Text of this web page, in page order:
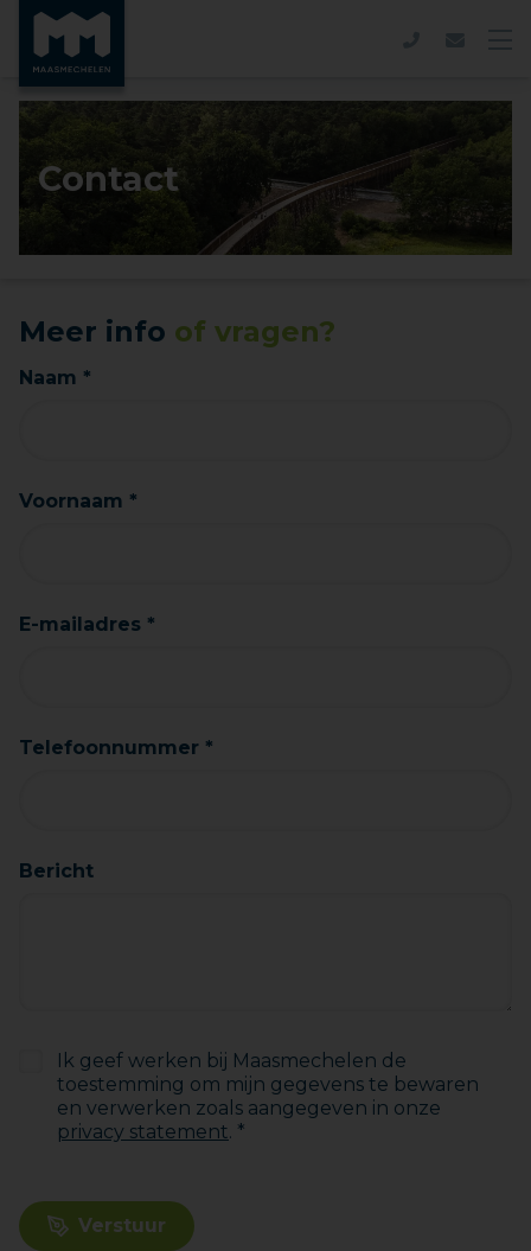
Contact
Meer info of vragen?
Naam *
Voornaam *
E-mailadres *
Telefoonnummer *
Bericht
Ik geef werken bij Maasmechelen de
toestemming om mijn gegevens te bewaren
en verwerken zoals aangegeven in onze
privacy statement. *
Verstuur